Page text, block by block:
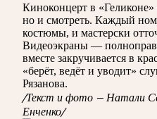
Киноконцерт в «Геликоне»
но и смотреть. Каждый
костюмы, и мастерски
Видеоэкраны —
вместе закручивается в
«берёт, ведёт и уводит»
Рязанова.
/Текст и фото — Натали
Енченко/